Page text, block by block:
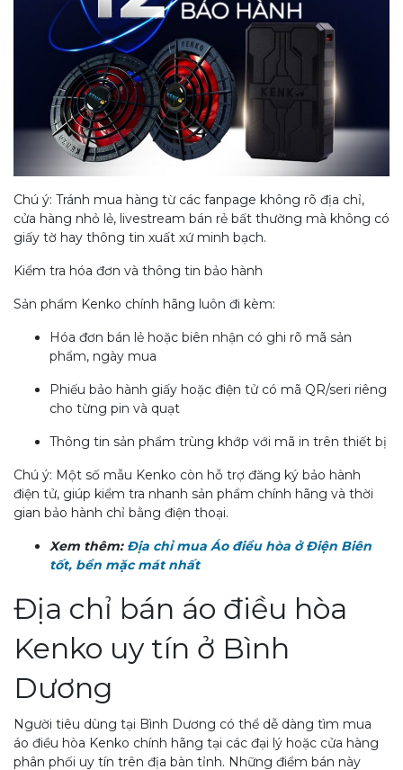
Chú ý: Tránh mua hàng từ các fanpage không rõ địa chỉ,
cửa hàng nhỏ lẻ, livestream bán rẻ bất thường mà không có
giấy tờ hay thông tin xuất xứ minh bạch.
Kiểm tra hóa đơn và thông tin bảo hành
Sản phẩm Kenko chính hãng luôn đi kèm:
Hóa đơn bán lẻ hoặc biên nhận có ghi rõ mã sản
phẩm, ngày mua
Phiếu bảo hành giấy hoặc điện tử có mã QR/seri riêng
cho từng pin và quạt
Thông tin sản phẩm trùng khớp với mã in trên thiết bị
Chú ý: Một số mẫu Kenko còn hỗ trợ đăng ký bảo hành
điện tử, giúp kiểm tra nhanh sản phẩm chính hãng và thời
gian bảo hành chỉ bằng điện thoại.
Xem thêm: Địa chỉ mua Áo điều hòa ở Điện Biên
tốt, bền mặc mát nhất
Địa chỉ bán áo điều hòa
Kenko uy tín ở Bình
Dương
Người tiêu dùng tại Bình Dương có thể dễ dàng tìm mua
áo điều hòa Kenko chính hãng tại các đại lý hoặc cửa hàng
phân phối uy tín trên địa bàn tỉnh. Những điểm bán này